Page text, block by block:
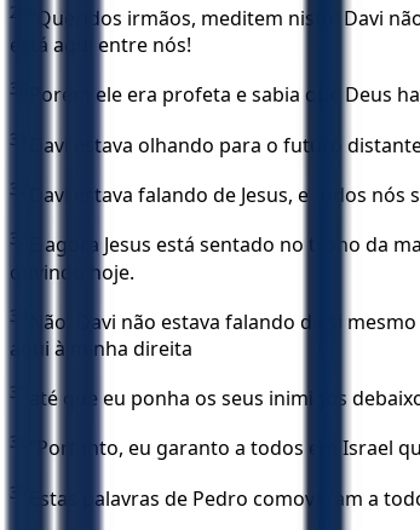
29
“Queridos irmãos, meditem nisto! Davi
está aqui entre nós!
30 Porém ele era profeta e sabia que Deus
31 Davi estava olhando para o futuro
32 Davi estava falando de Jesus, e todos
33
E agora Jesus está sentado no trono da
ouvindo hoje.
34
Não, Davi não estava falando de si
aqui à minha direita
35 até que eu ponha os seus inimigos
36 “Portanto, eu garanto a todos em Israel
37 Estas palavras de Pedro comoveram a